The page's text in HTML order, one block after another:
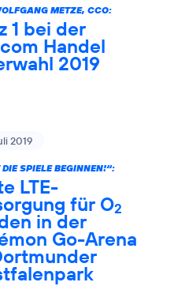
METZE, CCO:
1 bei der
Handel
2019
2019
SPIELE BEGINNEN!“:
LTE-
für O2
in der
Go-Arena